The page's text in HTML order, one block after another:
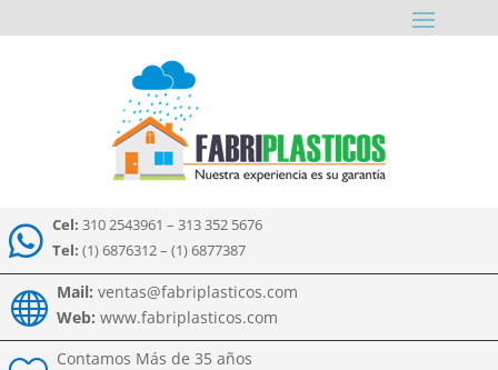
 Cel: 310 2543961 – 313 352 5676
Tel: (1) 6876312 – (1) 6877387
 Mail: ventas@fabriplasticos.com
Web: www.fabriplasticos.com
Contamos Más de 35 años